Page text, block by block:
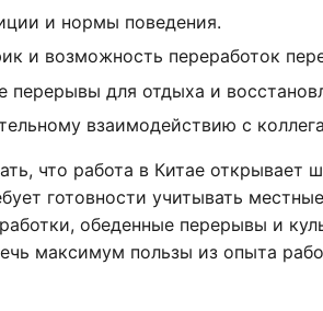
и нормы поведения.
и возможность переработок
перерывы для отдыха и
взаимодействию с
что работа в Китае
готовности учитывать
обеденные перерывы и
максимум пользы из опыта